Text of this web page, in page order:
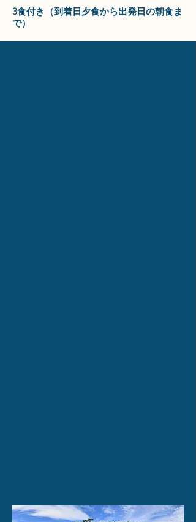
3食付き（到着日夕食から出発日の朝食ま
で）